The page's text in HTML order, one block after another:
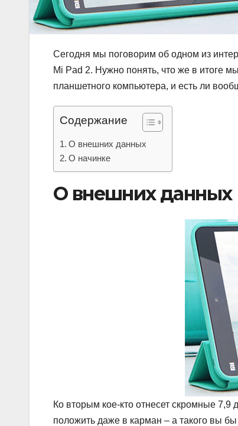
Сегодня мы поговорим об одном из
Mi Pad 2. Нужно понять, что же в итоге
планшетного компьютера, и есть ли
Содержание
О внешних данных
О начинке
О внешних данных
Ко вторым кое-кто отнесет скромные
положить даже в карман – а такого вы